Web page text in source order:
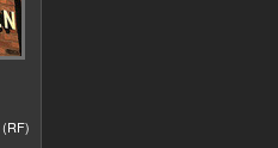
(RF)